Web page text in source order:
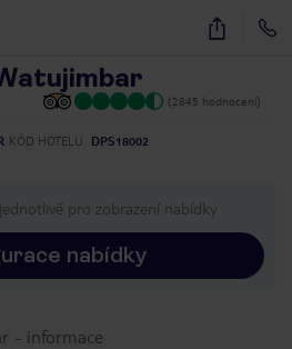
20
(2845 hodnocení)
KÓD HOTELU
DPS18002
pro zobrazení nabídky
nabídky
- informace